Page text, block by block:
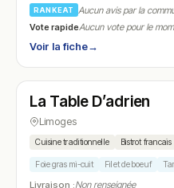
RANKEAT
Aucun avis par la
Vote rapideAucun vote pour le
Voir la fiche→
N° 16
La Table D’adrien
Limoges
Cuisine traditionnelle Bistrot francais
Foie gras mi-cuit Filet de boeuf
Livraison :Non renseignée